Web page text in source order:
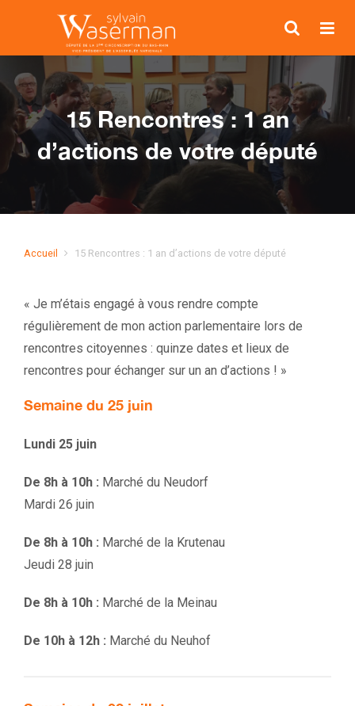
Accueil 15 Rencontres : 1 an d’actions de votre député
15 Rencontres : 1 an
d’actions de votre député
« Je m’étais engagé à vous rendre compte
régulièrement de mon action parlementaire lors de
rencontres citoyennes : quinze dates et lieux de
rencontres pour échanger sur un an d’actions ! »
Semaine du 25 juin
Lundi 25 juin
De 8h à 10h : Marché du Neudorf
Mardi 26 juin
De 8h à 10h : Marché de la Krutenau
Jeudi 28 juin
De 8h à 10h : Marché de la Meinau
De 10h à 12h : Marché du Neuhof